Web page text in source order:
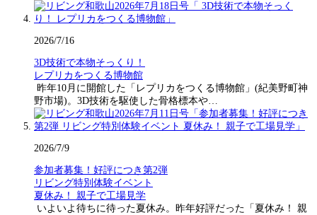
2026/7/16
3D技術で本物そっくり！
レプリカをつくる博物館
昨年10月に開館した「レプリカをつくる博物館」(紀美野町神
野市場)。3D技術を駆使した骨格標本や…
2026/7/9
参加者募集！好評につき第2弾
リビング特別体験イベント
夏休み！ 親子で工場見学
いよいよ待ちに待った夏休み。昨年好評だった「夏休み！ 親